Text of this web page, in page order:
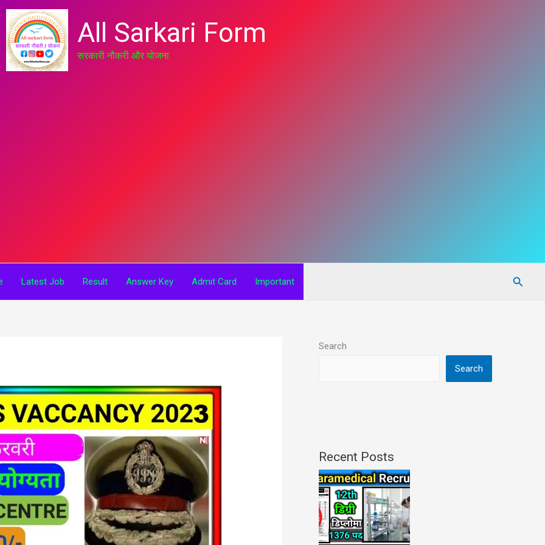
All Sarkari Form
सरकारी नौकरी और योजना
Latest Job Result Answer Key Admit Card Important
Search
Search
Recent Posts